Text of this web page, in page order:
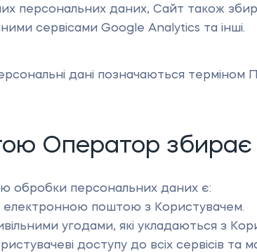
персональних даних, Сайт також
сервісами Google Analytics та інші.
дані позначаються терміном
Оператор збирає
обробки персональних даних є:
електронною поштою з Користувачем.
угодами, які укладаються з
доступу до всіх сервісів та